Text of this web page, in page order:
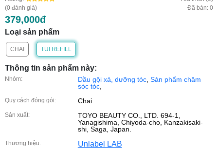
(0 đánh giá)
Đã bán: 0
379,000đ
Loại sản phẩm
CHAI TÚI REFILL
Thông tin sản phẩm này:
Nhóm: Dầu gội xả, dưỡng tóc, Sản phẩm chăm
sóc tóc,
Quy cách đóng gói: Chai
Sản xuất:
TOYO BEAUTY CO., LTD. 694-1,
Yanagishima, Chiyoda-cho, Kanzakisaki-
shi, Saga, Japan.
Thương hiệu: Unlabel LAB